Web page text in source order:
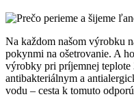
Na každom našom výrobku
pokynmi na ošetrovanie. A
výrobky pri príjemnej teplote
antibakteriálnym a
vodu – cesta k tomuto